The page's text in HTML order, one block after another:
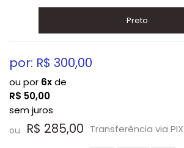
Preto
por: R$ 300,00
ou por 6xde
R$ 50,00
sem juros
ou R$ 285,00 Transferência via PIX